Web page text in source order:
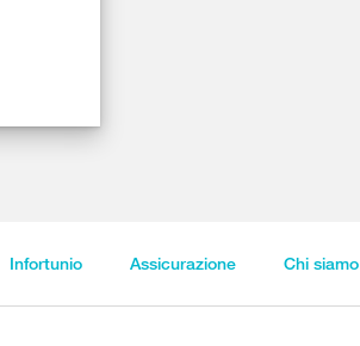
Infortunio Assicurazione Chi siamo